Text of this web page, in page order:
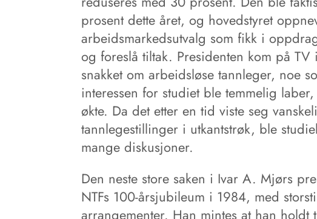
prosent dette året, og hovedstyret
arbeidsmarkedsutvalg som fikk i
og foreslå tiltak. Presidenten kom på TV
snakket om arbeidsløse tannleger, noe
interessen for studiet ble temmelig
økte. Da det etter en tid viste seg
tannlegestillinger i utkantstrøk, ble
mange diskusjoner.
Den neste store saken i Ivar A. Mjørs
NTFs 100-årsjubileum i 1984, med
arrangementer. Han mintes at han holdt